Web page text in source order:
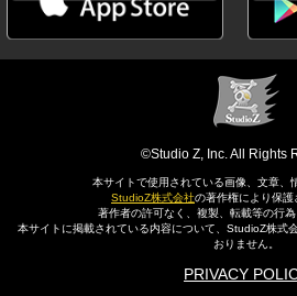
©Studio Z, Inc. All Rights
本サイトで使用されている画像、文章、
StudioZ株式会社の著作権により保護
著作者の許可なく、複製、転載等の行為
本サイトに掲載されている内容について、StudioZ株式
おりません。
PRIVACY